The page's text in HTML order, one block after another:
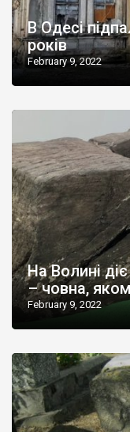
В Одесі
років
February 9, 2022
На Волині
– човна,
February 9, 2022